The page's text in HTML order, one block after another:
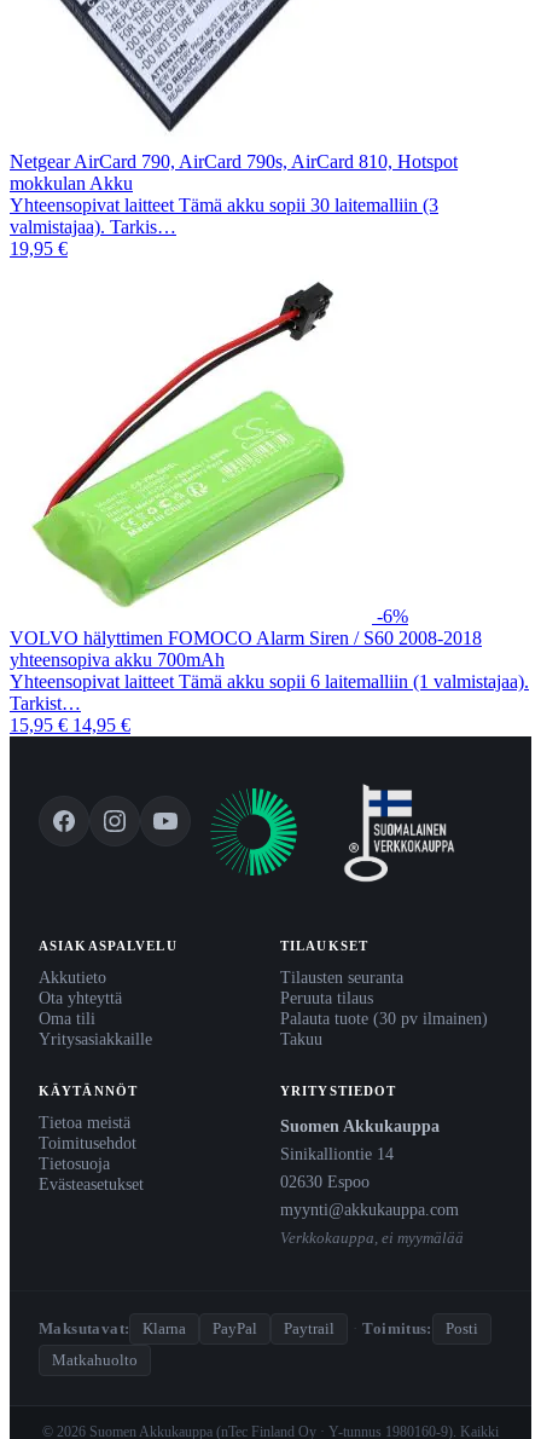
Netgear AirCard 790, AirCard 790s, AirCard 810, Hotspot
mokkulan Akku
Yhteensopivat laitteet Tämä akku sopii 30 laitemalliin (3
valmistajaa). Tarkis…
19,95 €
-6%
VOLVO hälyttimen FOMOCO Alarm Siren / S60 2008-2018
yhteensopiva akku 700mAh
Yhteensopivat laitteet Tämä akku sopii 6 laitemalliin (1 valmistajaa).
Tarkist…
15,95 € 14,95 €
ASIAKASPALVELU
Akkutieto
Ota yhteyttä
Oma tili
Yritysasiakkaille
TILAUKSET
Tilausten seuranta
Peruuta tilaus
Palauta tuote (30 pv ilmainen)
Takuu
KÄYTÄNNÖT
Tietoa meistä
Toimitusehdot
Tietosuoja
Evästeasetukset
YRITYSTIEDOT
Suomen Akkukauppa
Sinikalliontie 14
02630 Espoo
myynti@akkukauppa.com
Verkkokauppa, ei myymälää
Maksutavat: Klarna PayPal Paytrail · Toimitus:
Posti
Matkahuolto
© 2026 Suomen Akkukauppa (nTec Finland Oy · Y-tunnus 1980160-9). Kaikki